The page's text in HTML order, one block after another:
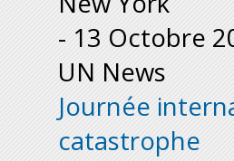
- 13 Octobre
UN News
Journée
catastrophe